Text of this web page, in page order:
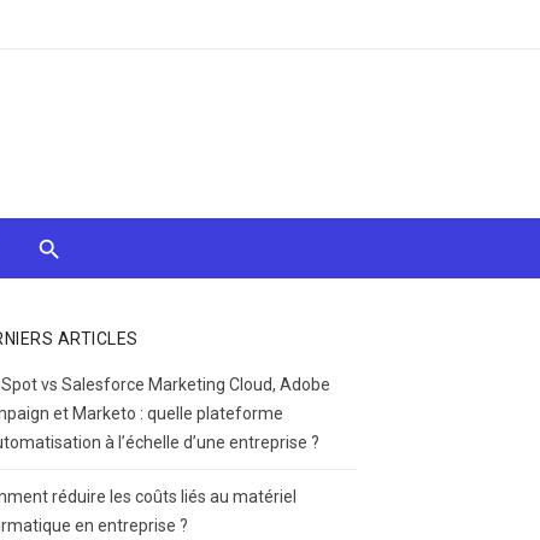
ARTICLES
vs Salesforce Marketing Cloud, Adobe
et Marketo : quelle plateforme
à l’échelle d’une entreprise ?
réduire les coûts liés au matériel
en entreprise ?